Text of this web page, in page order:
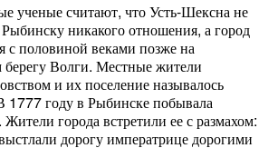
ученые считают, что Усть-Шексна не
никакого отношения, а город
с половиной веками позже на
Волги. Местные жители
и их поселение называлось
1777 году в Рыбинске побывала
города встретили ее с размахом:
дорогу императрице дорогими